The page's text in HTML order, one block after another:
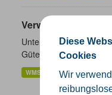
Diese
Cookies
Wir
Verwaltungsgrenzen
Unterschiedliche
Gütersloh
WMS SHP GeoJSON